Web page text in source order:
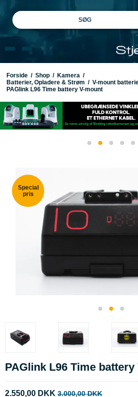
SØG
Forside / Shop / Kamera /
Batterier, Opladere & Strøm / V-mount
PAGlink L96 Time battery V-mount
Special
pris
PAGlink L96 Time battery
2.550,00 DKK 3.000,00 DKK